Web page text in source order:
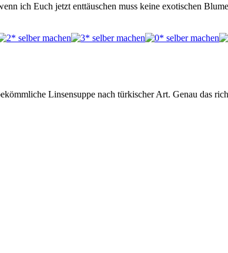
ich Euch jetzt enttäuschen muss keine exotischen
Linsensuppe nach türkischer Art. Genau das